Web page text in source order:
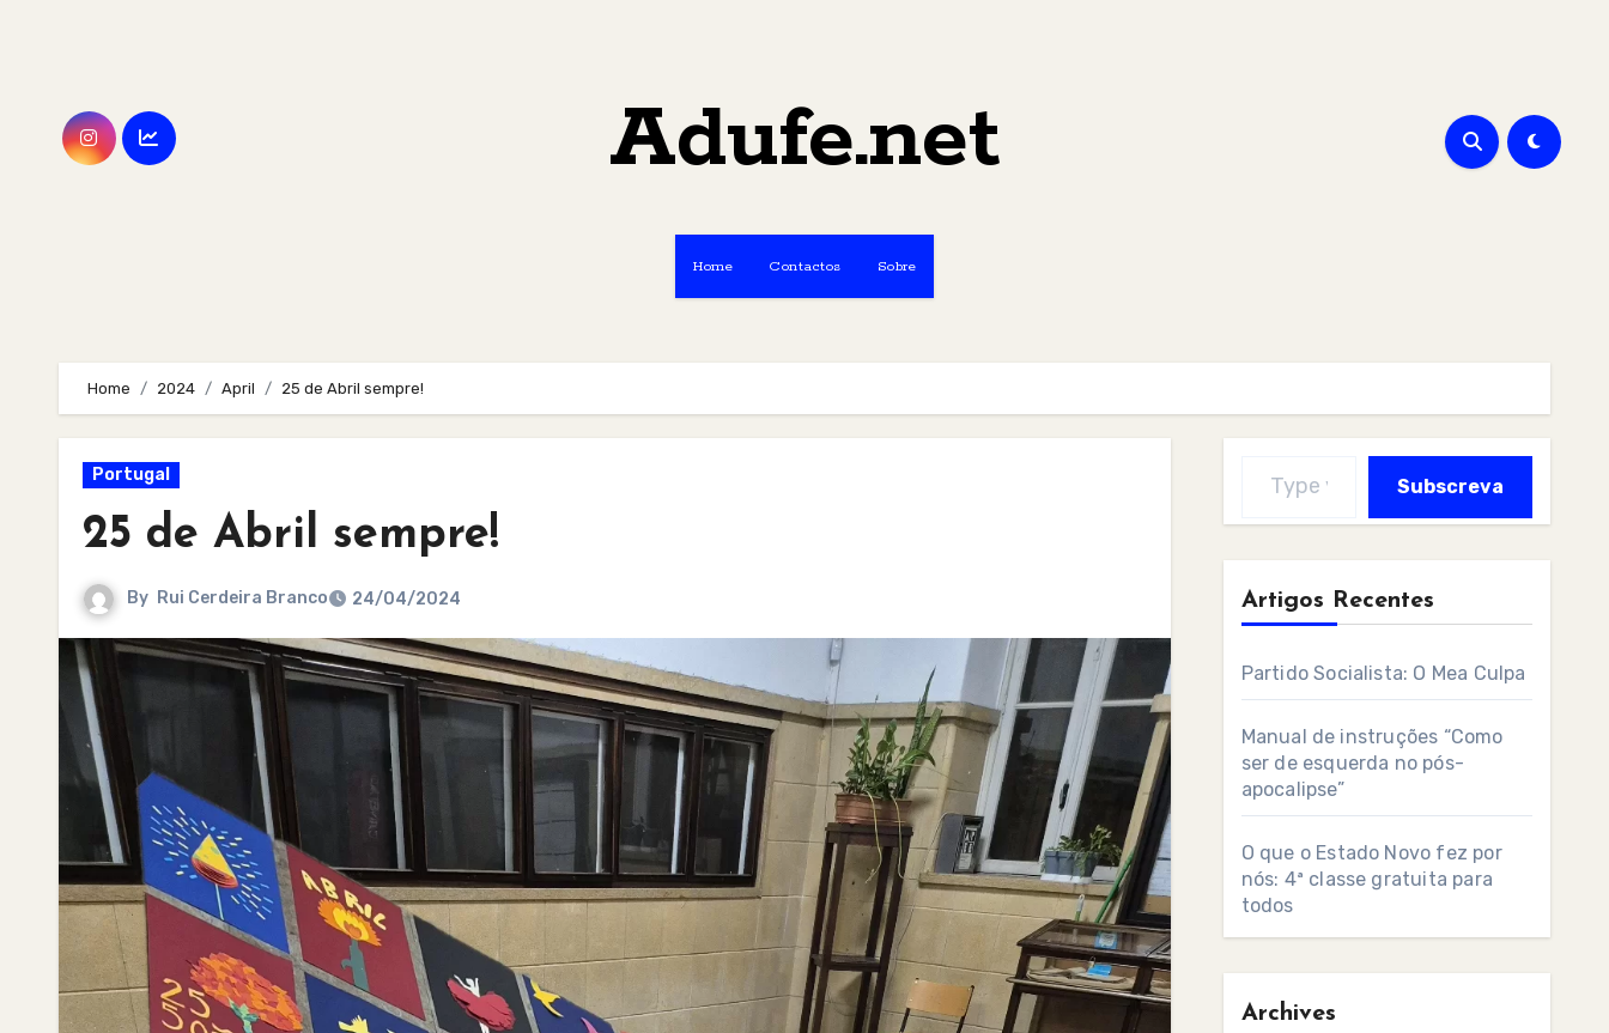
Adufe.net
Home Contactos Sobre
Home 2024 April 25 de Abril sempre!
Portugal
25 de Abril sempre!
By Rui Cerdeira Branco 24/04/2024
Subscreva
Artigos Recentes
Partido Socialista: O Mea Culpa
Manual de instruções “Como
ser de esquerda no pós-
apocalipse”
O que o Estado Novo fez por
nós: 4ª classe gratuita para
todos
Archives